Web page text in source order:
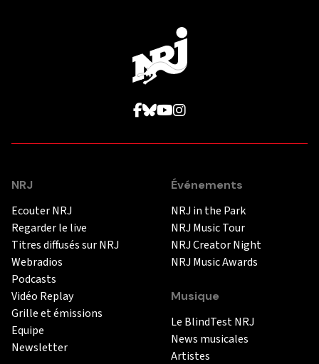
NRJ
Ecouter NRJ
Regarder le live
Titres diffusés sur NRJ
Webradios
Podcasts
Vidéo Replay
Grille et émissions
Equipe
Newsletter
Événements
NRJ in the Park
NRJ Music Tour
NRJ Creator Night
NRJ Music Awards
Musique
Le BlindTest NRJ
News musicales
Artistes